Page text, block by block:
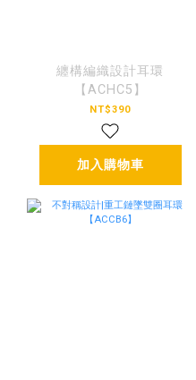
纏構編織設計耳環
【ACHC5】
NT$390
加入購物車